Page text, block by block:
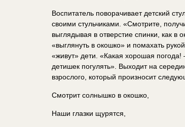
Воспитатель поворачивает детский
своими стульчиками. «Смотрите,
выглядывая в отверстие спинки, как
«выглянуть в окошко» и помахать
«живут» дети. «Какая хорошая
детишек погулять». Выходит на
взрослого, который произносит
Смотрит солнышко в окошко,
Наши глазки щурятся,